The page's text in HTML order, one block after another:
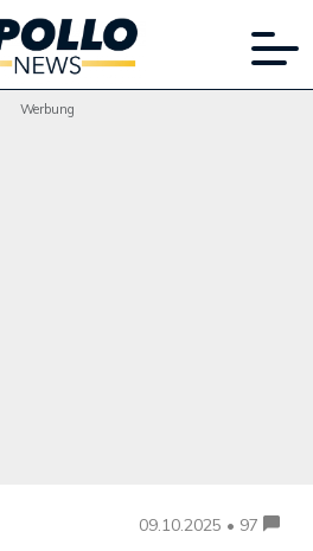
Werbung
09.10.2025 • 97